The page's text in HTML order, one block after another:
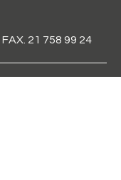
| FAX. 21 758 99 24